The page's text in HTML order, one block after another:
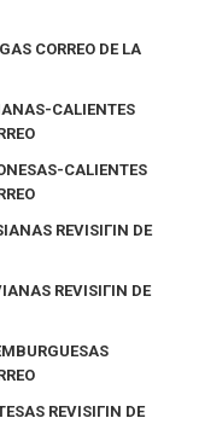
CORREO DE LA
CALIENTES
CALIENTES
REVISIГІN DE
REVISIГІN DE
REVISIГІN DE